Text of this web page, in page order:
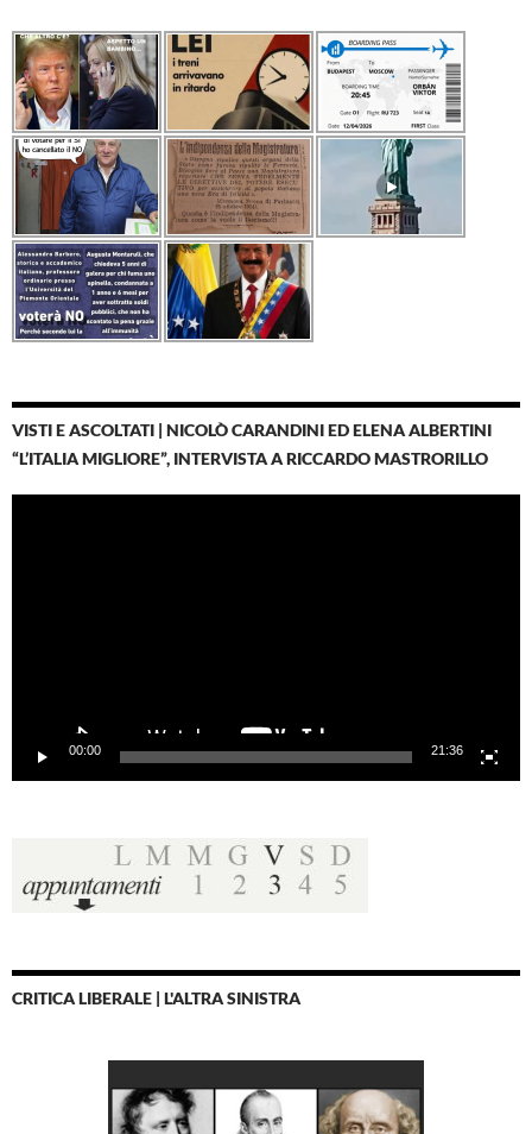
VISTI E ASCOLTATI | NICOLÒ CARANDINI ED ELENA ALBERTINI
“L’ITALIA MIGLIORE”, INTERVISTA A RICCARDO MASTRORILLO
00:00 21:36
CRITICA LIBERALE | L'ALTRA SINISTRA